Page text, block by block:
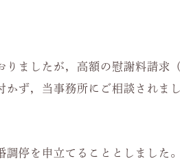
りましたが，高額の慰謝料請求
ず，当事務所にご相談されまし
停を申立てることとしました